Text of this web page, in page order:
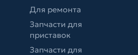
Для ремонта
Запчасти для
приставок
Запчасти для